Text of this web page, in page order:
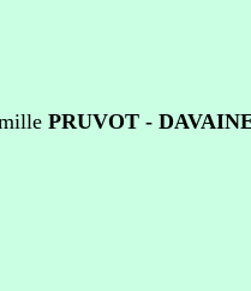
PRUVOT -